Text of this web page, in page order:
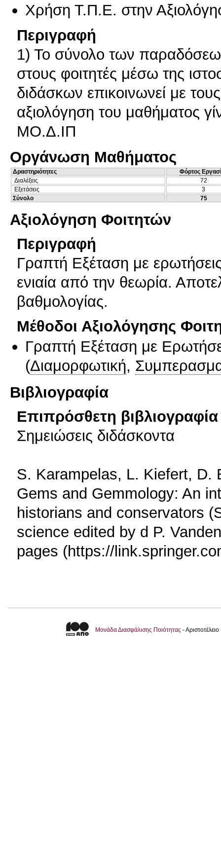
Χρήση Τ.Π.Ε. στην
Περιγραφή
1) Το σύνολο των
στους φοιτητές μέσω της
διδάσκων επικοινωνεί με
αξιολόγηση του μαθήματος
ΜΟ.Δ.ΙΠ
Οργάνωση Μαθήματος
Δραστηριότητες
Φόρτος
Διαλέξεις
72
Εξετάσεις
3
Σύνολο
75
Αξιολόγηση Φοιτητών
Περιγραφή
Γραπτή Εξέταση με
ενιαία από την θεωρία.
βαθμολογίας.
Μέθοδοι Αξιολόγησης
Γραπτή Εξέταση με
(Διαμορφωτική,
Βιβλιογραφία
Επιπρόσθετη βιβλιογραφία
Σημειώσεις διδάσκοντα
S. Karampelas, L. Kiefert, D.
Gems and Gemmology: An
historians and conservators
science edited by d P.
pages (https://
Μονάδα Διασφάλισης Ποιότητας -